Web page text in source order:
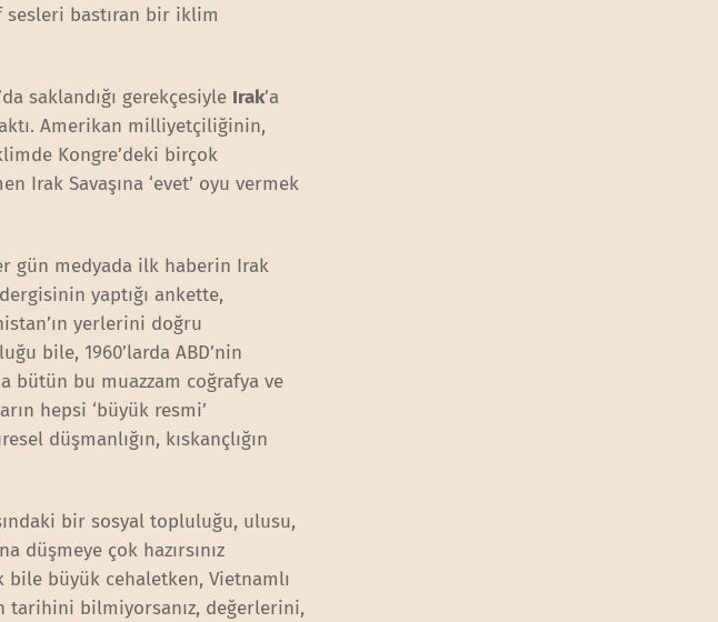
sesleri bastıran bir iklim
’da saklandığı gerekçesiyle Irak’a
Amerikan milliyetçiliğinin,
Kongre’deki birçok
Irak Savaşına ‘evet’ oyu vermek
gün medyada ilk haberin Irak
dergisinin yaptığı ankette,
yerlerini doğru
bile, 1960’larda ABD’nin
bütün bu muazzam coğrafya ve
hepsi ‘büyük resmi’
düşmanlığın, kıskançlığın
bir sosyal topluluğu, ulusu,
çok hazırsınız
büyük cehaletken, Vietnamlı
tarihini bilmiyorsanız, değerlerini,